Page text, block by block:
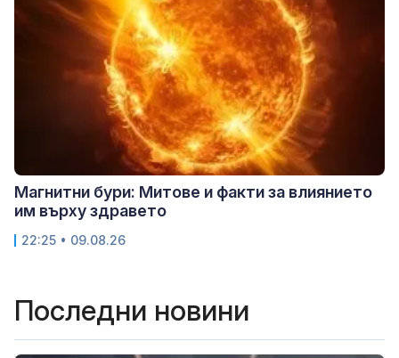
Магнитни бури: Митове и факти за влиянието
им върху здравето
22:25 • 09.08.26
Последни новини